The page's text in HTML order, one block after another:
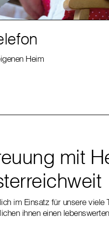
Heim
mit
im Einsatz für unsere viele
ihnen einen